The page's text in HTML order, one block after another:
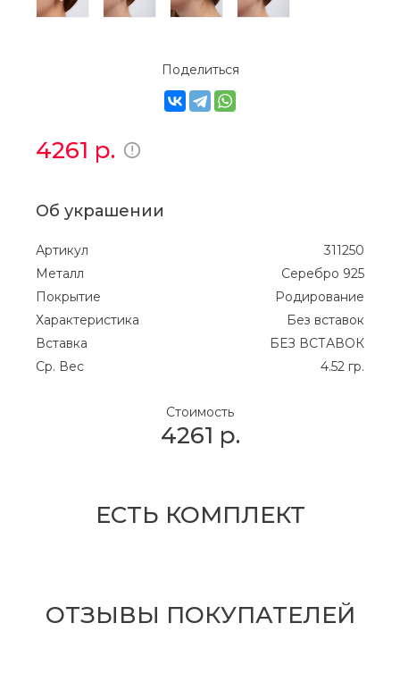
Поделиться
4261 р.
Об украшении
Артикул
311250
Металл
Серебро 925
Покрытие
Родирование
Характеристика
Без вставок
Вставка
БЕЗ ВСТАВОК
Ср. Вес
4.52 гр.
Стоимость
4261 р.
ЕСТЬ КОМПЛЕКТ
ОТЗЫВЫ ПОКУПАТЕЛЕЙ